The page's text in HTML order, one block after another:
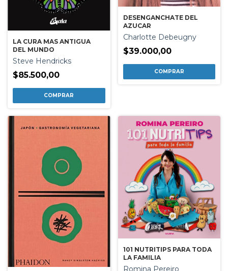
LA CURA MAS ANTIGUA
DEL MUNDO
Steve Hendricks
$85.500,00
DESENGANCHATE DEL
AZUCAR
Charlotte Debeugny
$39.000,00
101 NUTRITIPS PARA TODA
LA FAMILIA
Romina Pereiro